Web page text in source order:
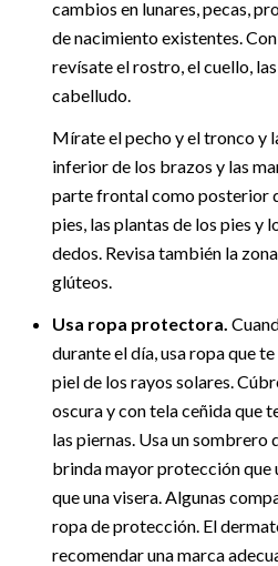
cambios en lunares, pecas,
de nacimiento existentes. Con
revísate el rostro, el cuello,
cabelludo.
Mírate el pecho y el tronco y
inferior de los brazos y las
parte frontal como posterior
pies, las plantas de los pies y
dedos. Revisa también la
glúteos.
Usa ropa protectora.
durante el día, usa ropa que
piel de los rayos solares.
oscura y con tela ceñida que
las piernas. Usa un sombrero
brinda mayor protección que
que una visera. Algunas
ropa de protección. El
recomendar una marca